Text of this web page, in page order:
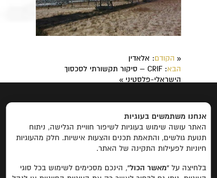
« הקודם: אלאדין
הבא
: CRIF – סיקור תקשורתי לסכסוך
הישראלי-פלסטיני »
פרויקטים לפי קטגוריות:
פיתוח כלכלי חינוך, מחקר ופיתוח משאבים
שהסתיימו
אנחנו משתמשים בעוגיות
האתר עושה שימוש בעוגיות לשיפור חוויית הגלישה, ניתוח
תנועת גולשים, והתאמת תכנים והצעות אישיות. חלק מהעוגיות
חיוניות לפעילות התקינה של האתר.
בלחיצה על“מאשר הכול”, הינכם מסכימים לשימוש בכל סוגי